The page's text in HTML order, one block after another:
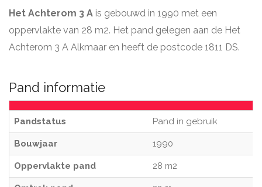
Het Achterom 3 A is gebouwd in 1990 met een
oppervlakte van 28 m2. Het pand gelegen aan de Het
Achterom 3 A Alkmaar en heeft de postcode 1811 DS.
Pand informatie
Pandstatus Pand in gebruik
Bouwjaar 1990
Oppervlakte pand 28 m2